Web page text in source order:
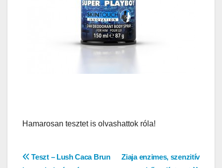
Hamarosan tesztet is olvashattok róla!
Bejegyzés
Ziaja enzimes, szenzitív
Teszt – Lush Caca Brun